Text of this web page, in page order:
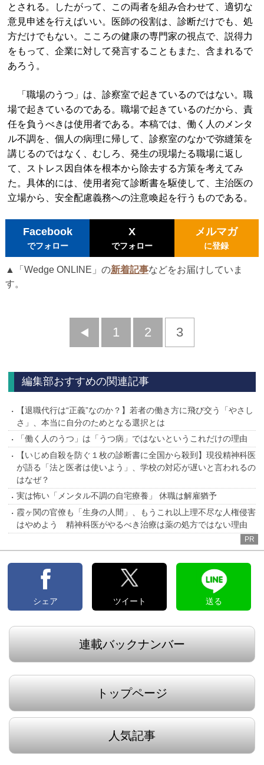
とされる。したがって、この両者を組み合わせて、適切な
意見申述を行えばいい。医師の役割は、診断だけでも、処
方だけでもない。こころの健康の専門家の視点で、説得力
をもって、企業に対して発言することもまた、含まれるで
あろう。
「職場のうつ」は、診察室で起きているのではない。職
場で起きているのである。職場で起きているのだから、責
任を負うべきは使用者である。本稿では、働く人のメンタ
ル不調を、個人の病理に帰して、診察室のなかで弥縫策を
講じるのではなく、むしろ、発生の現場たる職場に返し
て、ストレス因自体を根本から除去する方策を考えてみ
た。具体的には、使用者宛て診断書を駆使して、主治医の
立場から、安全配慮義務への注意喚起を行うものである。
Facebook
でフォロー
X
でフォロー
メルマガ
に登録
▲「Wedge ONLINE」の新着記事などをお届けしていま
す。
前
1 2 3
編集部おすすめの関連記事
【退職代行は“正義”なのか？】若者の働き方に飛び交う「やさし
さ」、本当に自分のためとなる選択とは
「働く人のうつ」は「うつ病」ではないというこれだけの理由
【いじめ自殺を防ぐ１枚の診断書に全国から殺到】現役精神科医
が語る「法と医者は使いよう」、学校の対応が遅いと言われるの
はなぜ？
実は怖い「メンタル不調の自宅療養」 休職は解雇猶予
霞ヶ関の官僚も「生身の人間」、もうこれ以上理不尽な人権侵害
はやめよう 精神科医がやるべき治療は薬の処方ではない理由
PR
シェア ツイート 送る
連載バックナンバー
トップページ
人気記事